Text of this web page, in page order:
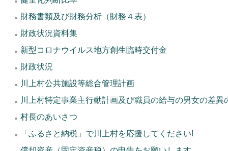
財務書類及び財務分析（財務４表）
財政状況資料集
新型コロナウイルス地方創生臨時交付金
財政状況
川上村公共施設等総合管理計画
川上村特定事業主行動計画及び職員の給与の男女の差異
村長のあいさつ
「ふるさと納税」で川上村を応援してください!